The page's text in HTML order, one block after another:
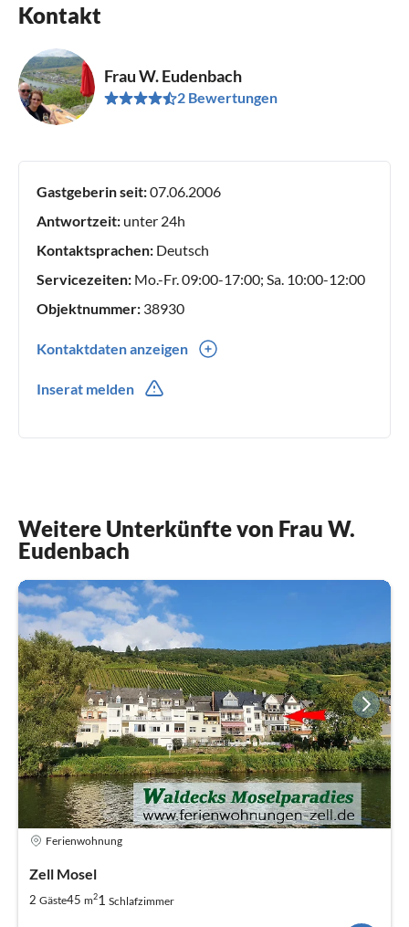
Kontakt
Frau W. Eudenbach
2 Bewertungen
Gastgeberin seit:07.06.2006
Antwortzeit: unter 24h
Kontaktsprachen: Deutsch
Servicezeiten: Mo.-Fr. 09:00-17:00; Sa. 10:00-12:00
Objektnummer: 38930
Kontaktdaten anzeigen
Inserat melden
Weitere Unterkünfte von Frau W.
Eudenbach
Ferienwohnung
Zell Mosel
2 Gäste45 m21 Schlafzimmer